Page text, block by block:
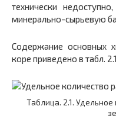
технически
минерально-сырьевую
Содержание основных
коре приведено в табл.
Таблица. 2.1.